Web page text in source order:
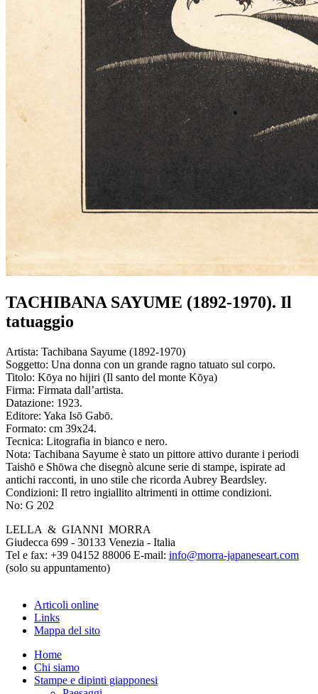
TACHIBANA SAYUME (1892-1970). Il
tatuaggio
Artista: Tachibana Sayume (1892-1970)
Soggetto: Una donna con un grande ragno tatuato sul corpo.
Titolo: Kōya no hijiri (Il santo del monte Kōya)
Firma: Firmata dall’artista.
Datazione: 1923.
Editore: Yaka Isō Gabō.
Formato: cm 39x24.
Tecnica: Litografia in bianco e nero.
Nota: Tachibana Sayume è stato un pittore attivo durante i periodi
Taishō e Shōwa che disegnò alcune serie di stampe, ispirate ad
antichi racconti, in uno stile che ricorda Aubrey Beardsley.
Condizioni: Il retro ingiallito altrimenti in ottime condizioni.
No: G 202
LELLA & GIANNI MORRA
Giudecca 699 - 30133 Venezia - Italia
Tel e fax: +39 04152 88006 E-mail: info@morra-japaneseart.com
(solo su appuntamento)
Articoli online
Links
Mappa del sito
Home
Chi siamo
Stampe e dipinti giapponesi